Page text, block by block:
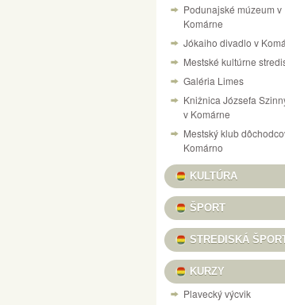
NÁVŠTEVNÝ PORIADOK
VÝSTAVA „125 ROKOV
VILLA CAMARUM / ZICHY-
PONUKA KULTÚRNYCH
DOM MATICE
VÝSTAVA ŽELEZNIČNÝCH
INFORMAČNÝ PORTÁL
HANGULATOK
Podunajské múzeum v
Komárne
Jókaiho divadlo v
Mestské kultúrne
Galéria Limes
Knižnica Józsefa
v Komárne
Mestský klub
Komárno
KULTÚRA
ŠPORT
STREDISKÁ
KURZY
Plavecký výcvik